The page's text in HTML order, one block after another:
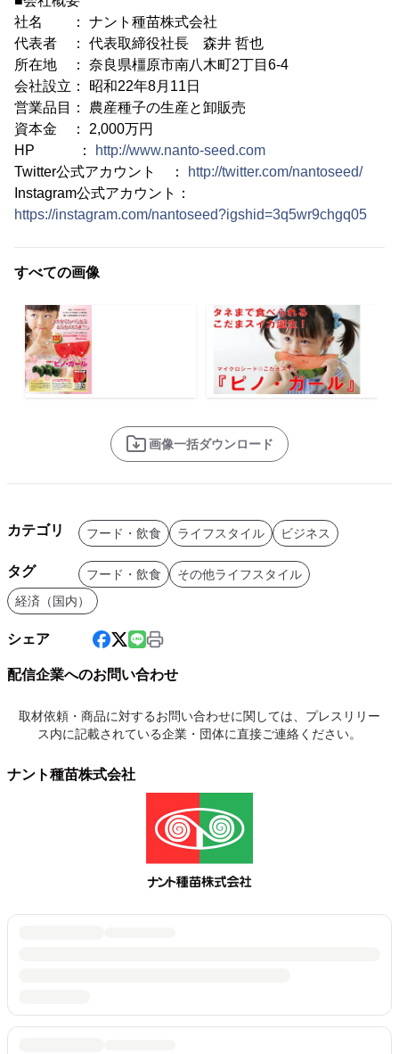
社名 ： ナント種苗株式会社
代表者 ： 代表取締役社長 森井 哲也
所在地 ： 奈良県橿原市南八木町2丁目6-4
会社設立： 昭和22年8月11日
営業品目： 農産種子の生産と卸販売
資本金 ： 2,000万円
HP ：
http://www.nanto-seed.com
Twitter公式アカウント ：
http://twitter.com/nantoseed/
Instagram公式アカウント：
https://instagram.com/nantoseed?igshid=3q5wr9chgq05
すべての画像
画像一括ダウンロード
カテゴリ フード・飲食 ライフスタイル ビジネス
タグ フード・飲食
その他ライフスタイル
経済（国内）
シェア
配信企業へのお問い合わせ
取材依頼・商品に対するお問い合わせに関しては、プレスリリー
ス内に記載されている企業・団体に直接ご連絡ください。
ナント種苗株式会社